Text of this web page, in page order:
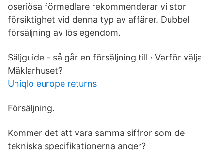
oseriösa förmedlare rekommenderar vi stor
försiktighet vid denna typ av affärer. Dubbel
försäljning av lös egendom.
Säljguide - så går en försäljning till · Varför välja
Mäklarhuset?
Uniqlo europe returns
Försäljning.
Kommer det att vara samma siffror som de
tekniska specifikationerna anger?